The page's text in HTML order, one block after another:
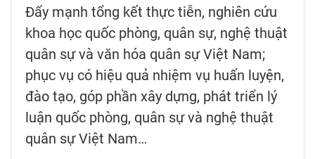
Đẩy mạnh tổng kết thực tiễn, nghiên cứu
khoa học quốc phòng, quân sự, nghệ thuật
quân sự và văn hóa quân sự Việt Nam;
phục vụ có hiệu quả nhiệm vụ huấn luyện,
đào tạo, góp phần xây dựng, phát triển lý
luận quốc phòng, quân sự và nghệ thuật
quân sự Việt Nam…